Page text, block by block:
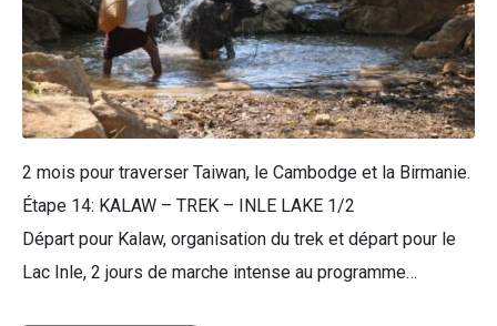
2 mois pour traverser Taiwan, le Cambodge et la Birmanie.
Étape 14: KALAW – TREK – INLE LAKE 1/2
Départ pour Kalaw, organisation du trek et départ pour le
Lac Inle, 2 jours de marche intense au programme…